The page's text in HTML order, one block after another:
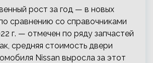
рост за год — в новых
сравнению со справочниками
г. — отмечен по ряду запчастей
средняя стоимость двери
Nissan выросла за этот